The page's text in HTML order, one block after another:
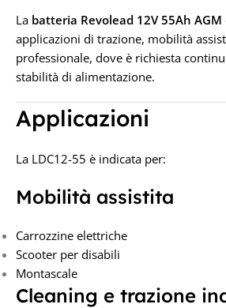
La batteria Revolead 12V 55Ah AGM
applicazioni di trazione, mobilità
professionale, dove è richiesta
stabilità di alimentazione.
Applicazioni
La LDC12-55 è indicata per:
Mobilità assistita
Carrozzine elettriche
Scooter per disabili
Montascale
Cleaning e trazione